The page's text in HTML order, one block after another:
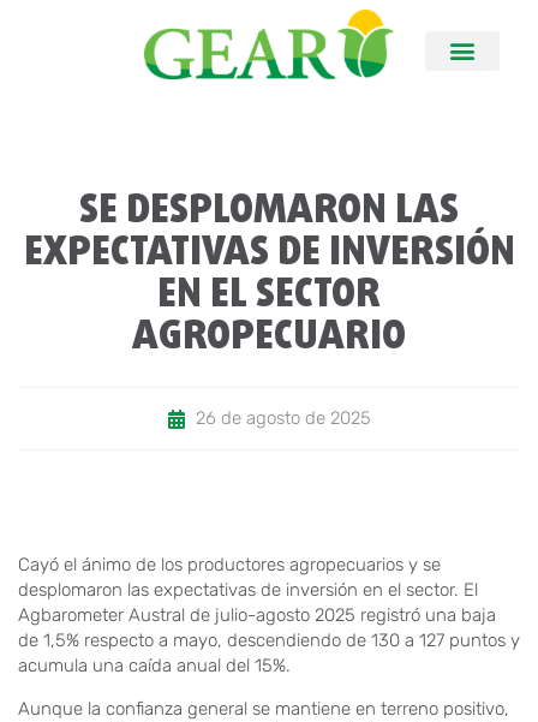
SE DESPLOMARON LAS
EXPECTATIVAS DE INVERSIÓN
EN EL SECTOR
AGROPECUARIO
26 de agosto de 2025
Cayó el ánimo de los productores agropecuarios y se
desplomaron las expectativas de inversión en el sector. El
Agbarometer Austral de julio-agosto 2025 registró una baja
de 1,5% respecto a mayo, descendiendo de 130 a 127 puntos y
acumula una caída anual del 15%.
Aunque la confianza general se mantiene en terreno positivo,